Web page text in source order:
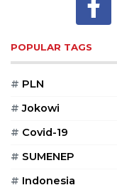
POPULAR TAGS
# PLN
# Jokowi
# Covid-19
# SUMENEP
# Indonesia